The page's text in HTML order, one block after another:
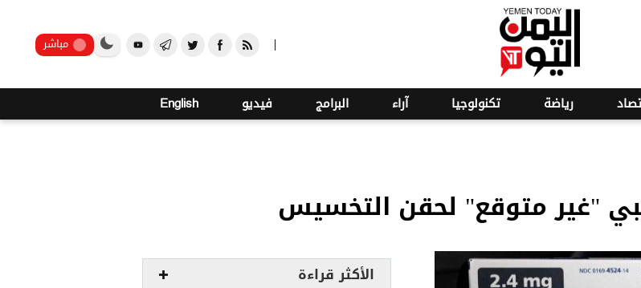
مباشر
رياضة تكنولوجيا آراء البرامج فيديو English
"غير متوقع" لحقن التخسيس
الأكثر قراءة